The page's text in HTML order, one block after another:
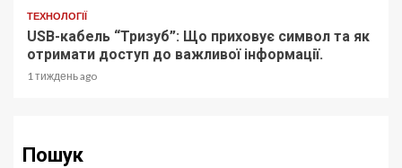
ТЕХНОЛОГІЇ
USB-кабель “Тризуб”: Що приховує символ та як
отримати доступ до важливої інформації.
1 тиждень ago
Пошук